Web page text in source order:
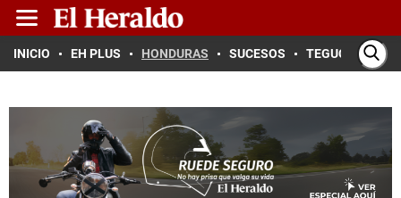
INICIO EH PLUS HONDURAS SUCESOS TEGUCIGALPA